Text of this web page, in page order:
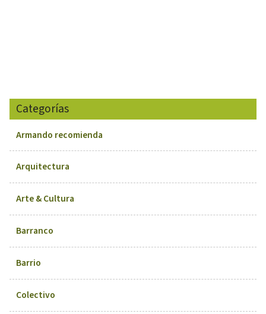
Categorías
Armando recomienda
Arquitectura
Arte & Cultura
Barranco
Barrio
Colectivo